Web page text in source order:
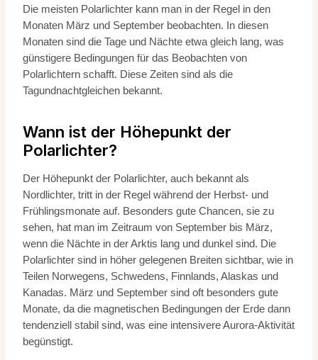
Die meisten Polarlichter kann man in der Regel in den
Monaten März und September beobachten. In diesen
Monaten sind die Tage und Nächte etwa gleich lang, was
günstigere Bedingungen für das Beobachten von
Polarlichtern schafft. Diese Zeiten sind als die
Tagundnachtgleichen bekannt.
Wann ist der Höhepunkt der
Polarlichter?
Der Höhepunkt der Polarlichter, auch bekannt als
Nordlichter, tritt in der Regel während der Herbst- und
Frühlingsmonate auf. Besonders gute Chancen, sie zu
sehen, hat man im Zeitraum von September bis März,
wenn die Nächte in der Arktis lang und dunkel sind. Die
Polarlichter sind in höher gelegenen Breiten sichtbar, wie in
Teilen Norwegens, Schwedens, Finnlands, Alaskas und
Kanadas. März und September sind oft besonders gute
Monate, da die magnetischen Bedingungen der Erde dann
tendenziell stabil sind, was eine intensivere Aurora-Aktivität
begünstigt.